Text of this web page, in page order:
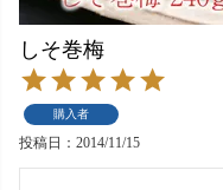
しそ巻梅
購入者
投稿日 2014/11/15